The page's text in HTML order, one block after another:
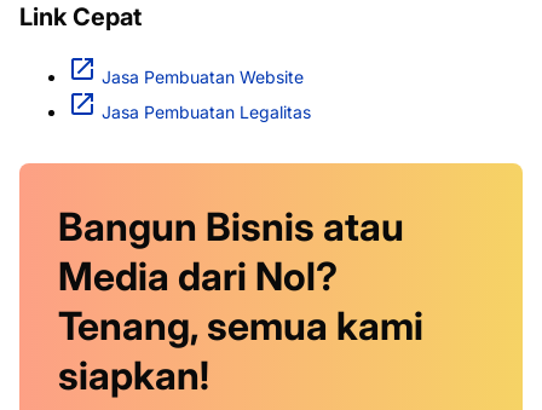
Link Cepat
Jasa Pembuatan Website
Jasa Pembuatan Legalitas
Bangun Bisnis atau
Media dari Nol?
Tenang, semua kami
siapkan!